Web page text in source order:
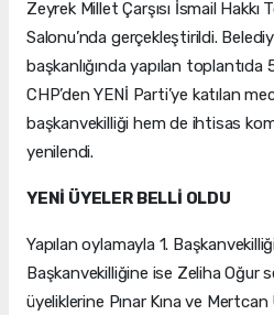
Zeyrek Millet Çarşısı İsmail
Salonu’nda gerçekleştirildi.
başkanlığında yapılan
CHP’den YENİ Parti’ye katılan
başkanvekilliği hem de ihtisas
yenilendi.
YENİ ÜYELER BELLİ OLDU
Yapılan oylamayla 1.
Başkanvekilliğine ise Zeliha Oğur
üyeliklerine Pınar Kına ve